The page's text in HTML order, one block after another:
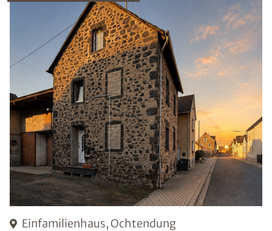
Einfamilienhaus, Ochtendung